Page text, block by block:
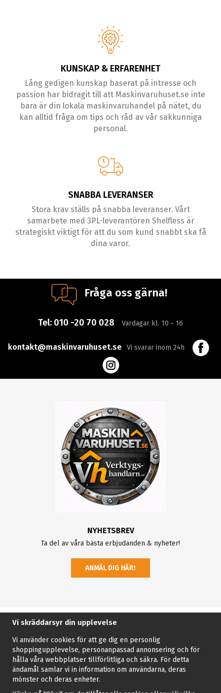
KUNSKAP & ERFARENHET
Lång gedigen kunskap baserat på intresse och
passion har bidragit till att Maskinvaruhuset.se inte
bara är din lokala maskinvaruhandel på nätet, du
kan alltid fråga om tips och råd av vår sakkunniga
personal.
SNABBA LEVERANSER
Stora krav ställs på snabba leveranser. Vårt
samarbete med 3PL-leverantören Shelfless är
strategiskt viktigt för att du som kund snabbt ska få
dina varor.
Fråga oss gärna!
Tel: 010 -20 70 028 Vardagar kl. 10 - 16
kontakt@maskinvaruhuset.se Vi svarar inom 24h
NYHETSBREV
Ta del av våra bästa erbjudanden & nyheter!
ANMÄL DIG HÄR!
Vi skräddarsyr din upplevelse
Vi använder cookies för att ge dig en personlig
shoppingupplevelse, personanpassad annonsering och för
hålla våra webbplatser tillförlitliga och säkra. För detta
ändamål samlar vi in information om användarna, deras
mönster och deras enheter.